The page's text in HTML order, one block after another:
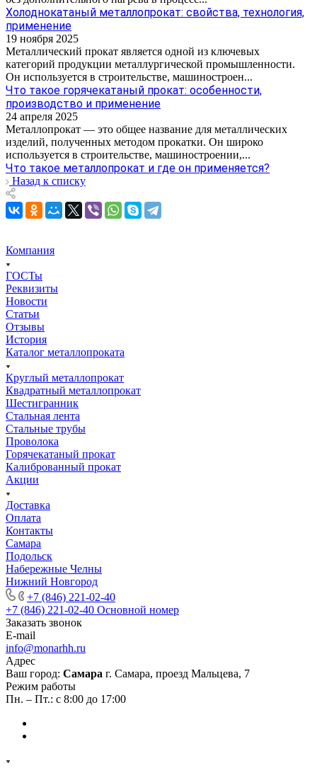
Холоднокатаный металлопрокат: свойства, технология,
применение
19 ноября 2025
Металлический прокат является одной из ключевых
категорий продукции металлургической промышленности.
Он используется в строительстве, машиностроен...
Что такое горячекатаный прокат: особенности,
производство и применение
24 апреля 2025
Металлопрокат — это общее название для металлических
изделий, полученных методом прокатки. Он широко
используется в строительстве, машиностроении,...
Что такое металлопрокат и где он применяется?
Назад к списку
Компания
ГОСТы
Реквизиты
Новости
Статьи
Отзывы
История
Каталог металлопроката
Круглый металлопрокат
Квадратный металлопрокат
Шестигранник
Стальная лента
Стальные трубы
Проволока
Горячекатаный прокат
Калиброванный прокат
Акции
Доставка
Оплата
Контакты
Самара
Подольск
Набережные Челны
Нижний Новгород
+7 (846) 221-02-40
+7 (846) 221-02-40 Основной номер
Заказать звонок
E-mail
info@monarhh.ru
Адрес
Ваш город: Самара г. Самара, проезд Мальцева, 7
Режим работы
Пн. – Пт.: с 8:00 до 17:00